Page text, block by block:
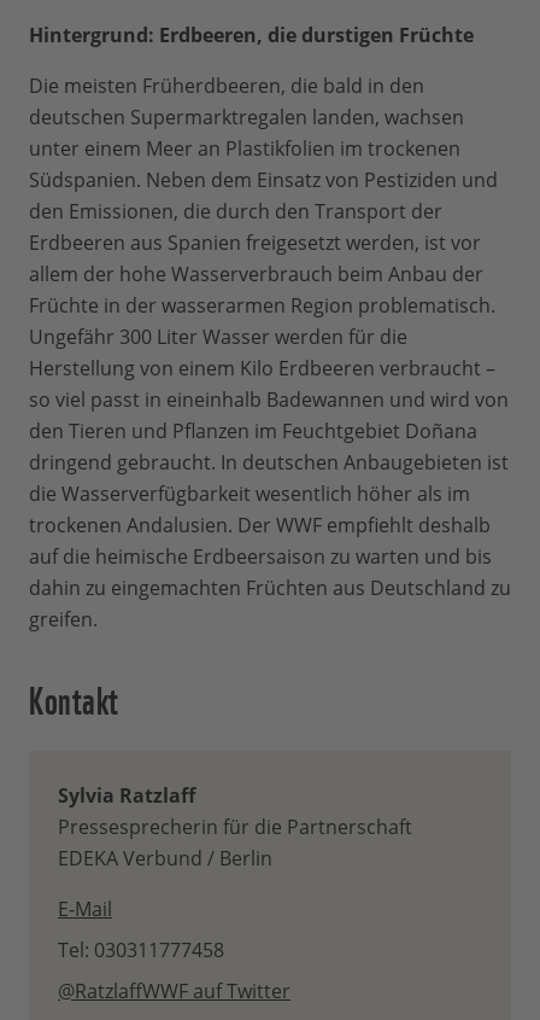
Hintergrund: Erdbeeren, die durstigen Früchte
Die meisten Früherdbeeren, die bald in den
deutschen Supermarktregalen landen, wachsen
unter einem Meer an Plastikfolien im trockenen
Südspanien. Neben dem Einsatz von Pestiziden und
den Emissionen, die durch den Transport der
Erdbeeren aus Spanien freigesetzt werden, ist vor
allem der hohe Wasserverbrauch beim Anbau der
Früchte in der wasserarmen Region problematisch.
Ungefähr 300 Liter Wasser werden für die
Herstellung von einem Kilo Erdbeeren verbraucht –
so viel passt in eineinhalb Badewannen und wird von
den Tieren und Pflanzen im Feuchtgebiet Doñana
dringend gebraucht. In deutschen Anbaugebieten ist
die Wasserverfügbarkeit wesentlich höher als im
trockenen Andalusien. Der WWF empfiehlt deshalb
auf die heimische Erdbeersaison zu warten und bis
dahin zu eingemachten Früchten aus Deutschland zu
greifen.
Kontakt
Sylvia Ratzlaff
Pressesprecherin für die Partnerschaft
EDEKA Verbund / Berlin
E-Mail
Tel: 030311777458
@RatzlaffWWF auf Twitter